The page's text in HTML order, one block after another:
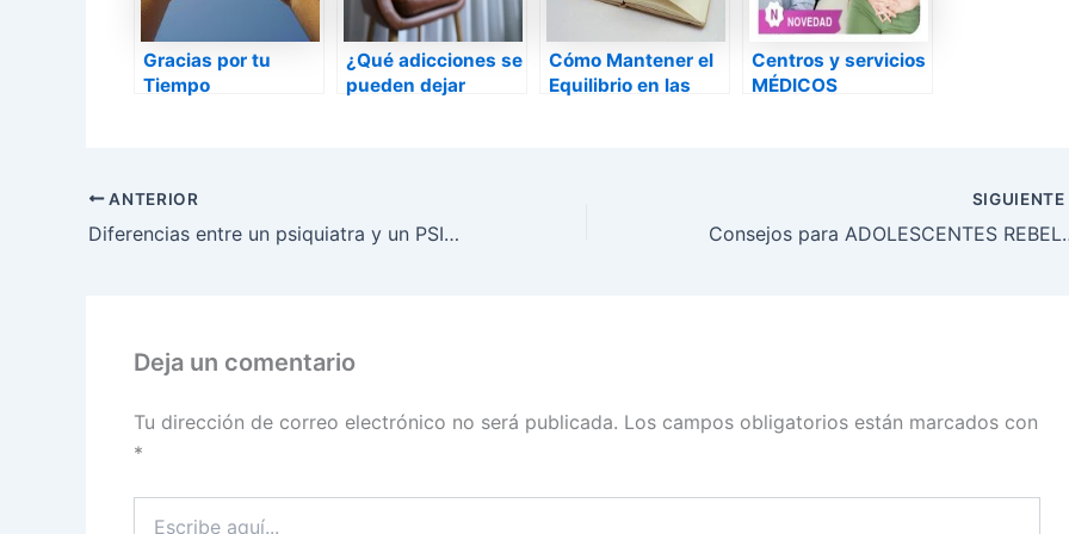
Gracias por tu
Tiempo
¿Qué adicciones se
pueden dejar
Cómo Mantener el
Equilibrio en las
Centros y servicios
MÉDICOS
ANTERIOR
Diferencias entre un psiquiatra y un PSICÓLOGO CLÍNICO
SIGUIENTE
Consejos
Deja un comentario
Tu dirección de correo electrónico no será publicada. Los campos obligatorios están marcados con
*